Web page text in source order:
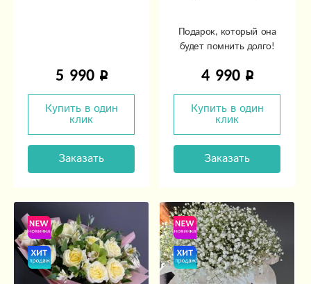
5 990
Купить в один
клик
Заказать
Подарок, который она
будет помнить долго!
4 990
Купить в один
клик
Заказать